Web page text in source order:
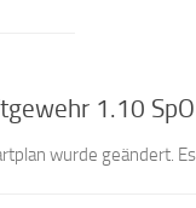
1.10
wurde geändert.